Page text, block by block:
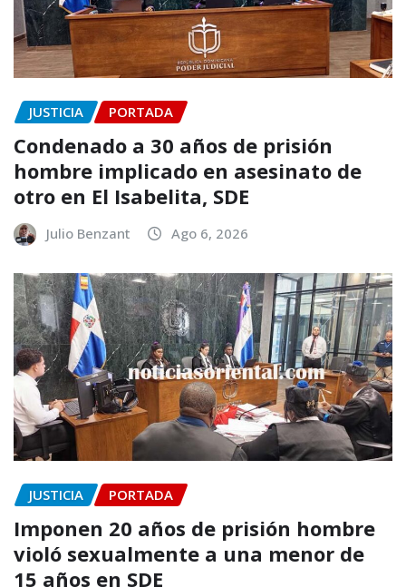
JUSTICIA PORTADA
Condenado a 30 años de prisión
hombre implicado en asesinato de
otro en El Isabelita, SDE
Julio Benzant Ago 6, 2026
JUSTICIA PORTADA
Imponen 20 años de prisión hombre
violó sexualmente a una menor de
15 años en SDE